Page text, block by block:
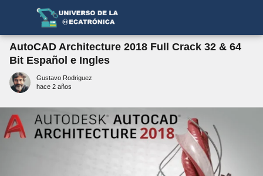
AutoCAD Architecture 2018 Full Crack 32 & 64
Bit Español e Ingles
Gustavo Rodriguez
hace 2 años